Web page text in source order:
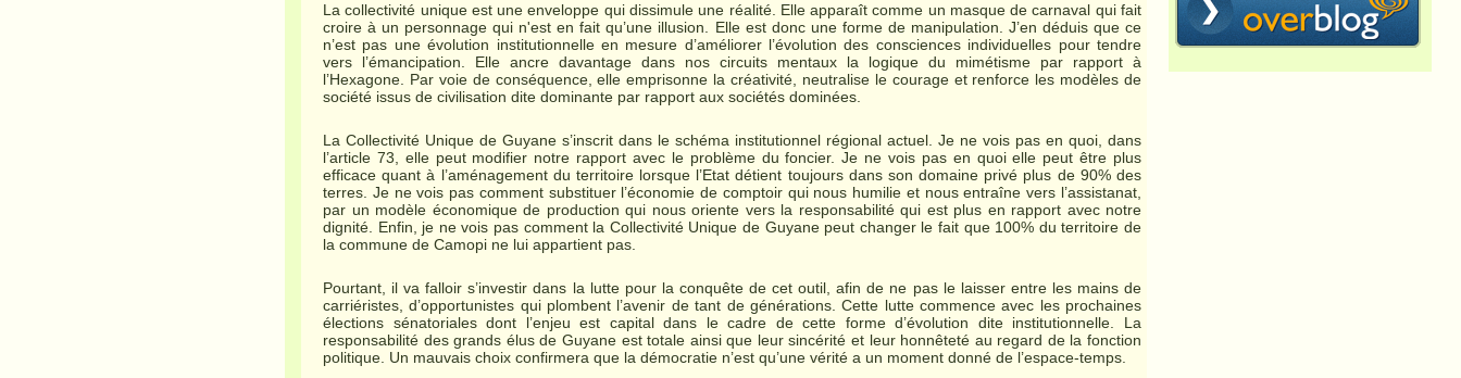
La collectivité unique est une enveloppe qui dissimule une réalité. Elle apparaît comme un masque de carnaval qui fait
croire à un personnage qui n'est en fait qu’une illusion. Elle est donc une forme de manipulation. J’en déduis que ce
n’est pas une évolution institutionnelle en mesure d’améliorer l’évolution des consciences individuelles pour tendre
vers l’émancipation. Elle ancre davantage dans nos circuits mentaux la logique du mimétisme par rapport à
l’Hexagone. Par voie de conséquence, elle emprisonne la créativité, neutralise le courage et renforce les modèles de
société issus de civilisation dite dominante par rapport aux sociétés dominées.
La Collectivité Unique de Guyane s’inscrit dans le schéma institutionnel régional actuel. Je ne vois pas en quoi, dans
l’article 73, elle peut modifier notre rapport avec le problème du foncier. Je ne vois pas en quoi elle peut être plus
efficace quant à l’aménagement du territoire lorsque l’Etat détient toujours dans son domaine privé plus de 90% des
terres. Je ne vois pas comment substituer l’économie de comptoir qui nous humilie et nous entraîne vers l’assistanat,
par un modèle économique de production qui nous oriente vers la responsabilité qui est plus en rapport avec notre
dignité. Enfin, je ne vois pas comment la Collectivité Unique de Guyane peut changer le fait que 100% du territoire de
la commune de Camopi ne lui appartient pas.
Pourtant, il va falloir s’investir dans la lutte pour la conquête de cet outil, afin de ne pas le laisser entre les mains de
carriéristes, d’opportunistes qui plombent l’avenir de tant de générations. Cette lutte commence avec les prochaines
élections sénatoriales dont l’enjeu est capital dans le cadre de cette forme d’évolution dite institutionnelle. La
responsabilité des grands élus de Guyane est totale ainsi que leur sincérité et leur honnêteté au regard de la fonction
politique. Un mauvais choix confirmera que la démocratie n’est qu’une vérité a un moment donné de l’espace-temps.